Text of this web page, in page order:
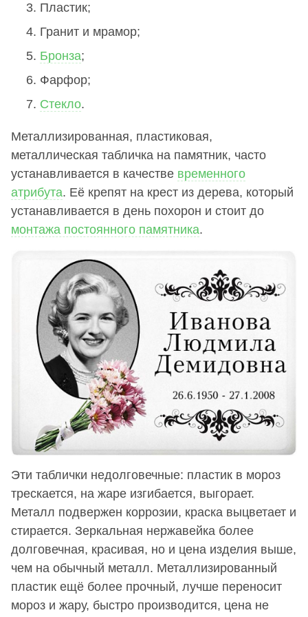
Пластик;
Гранит и мрамор;
Бронза;
Фарфор;
Стекло.
Металлизированная, пластиковая,
металлическая табличка на памятник, часто
устанавливается в качестве временного
атрибута. Её крепят на крест из дерева, который
устанавливается в день похорон и стоит до
монтажа постоянного памятника.
Эти таблички недолговечные: пластик в мороз
трескается, на жаре изгибается, выгорает.
Металл подвержен коррозии, краска выцветает и
стирается. Зеркальная нержавейка более
долговечная, красивая, но и цена изделия выше,
чем на обычный металл. Металлизированный
пластик ещё более прочный, лучше переносит
мороз и жару, быстро производится, цена не